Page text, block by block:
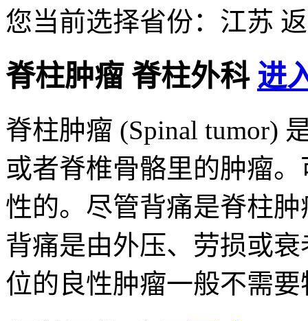
您当前选择省份： 江苏
脊柱肿瘤 脊柱外科 进
脊柱肿瘤 (Spinal tumor)
或者脊椎骨骼里的肿瘤
性的。尽管背痛是脊柱
背痛是由外压、劳损或
位的良性肿瘤一般不需要